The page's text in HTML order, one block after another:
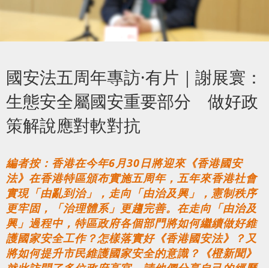
國安法五周年專訪·有片｜謝展寰：
生態安全屬國安重要部分 做好政
策解說應對軟對抗
編者按：香港在今年6月30日將迎來《香港國安
法》在香港特區頒布實施五周年，五年來香港社會
實現「由亂到治」，走向「由治及興」，憲制秩序
更牢固，「治理體系」更趨完善。在走向「由治及
興」過程中，特區政府各個部門將如何繼續做好維
護國家安全工作？怎樣落實好《香港國安法》？又
將如何提升市民維護國家安全的意識？《橙新聞》